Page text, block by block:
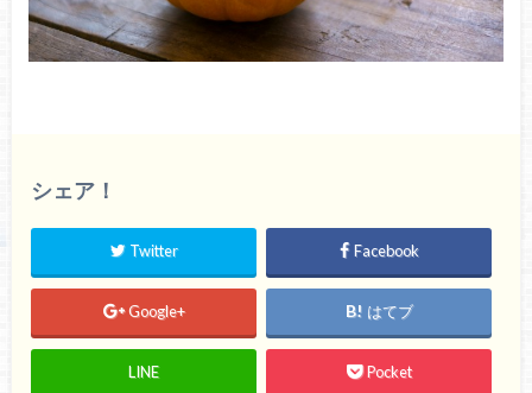
シェア！
Twitter Facebook
Google+ はてブ
LINE Pocket